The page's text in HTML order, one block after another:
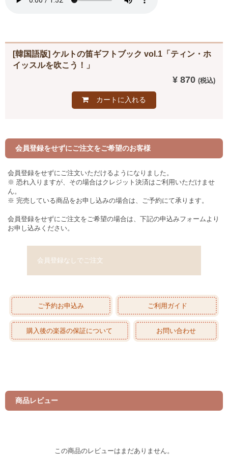
[韓国語版] ケルトの笛ギフトブック vol.1「ティン・ホ
イッスルを吹こう！」
¥ 870
カートに入れる
会員登録をせずにご注文をご希望のお客様
会員登録をせずにご注文いただけるようになりました。
※ 恐れ入りますが、その場合はクレジット決済はご利用いただけませ
ん。
※ 完売している商品をお申し込みの場合は、ご予約にて承ります。
会員登録をせずにご注文をご希望の場合は、下記の申込みフォームより
お申し込みください。
会員登録なしでご注文
ご予約お申込み ご利用ガイド
購入後の楽器の保証について お問い合わせ
商品レビュー
この商品のレビューはまだありません。